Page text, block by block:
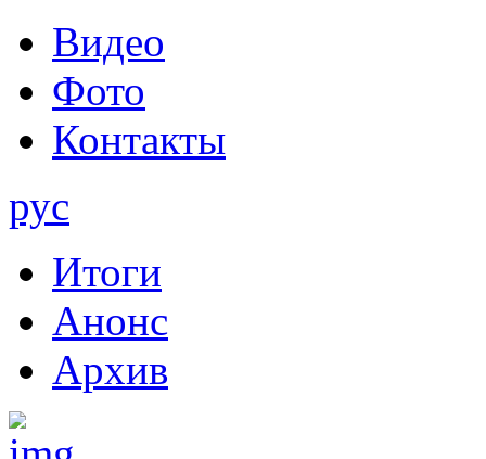
Видео
Фото
Контакты
рус
Итоги
Анонс
Архив